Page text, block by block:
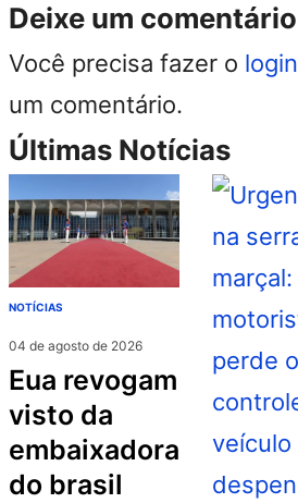
Deixe um comentário
Você precisa fazer o login
um comentário.
Últimas Notícias
NOTÍCIAS
04 de agosto de 2026
eua revogam
visto da
embaixadora
do brasil